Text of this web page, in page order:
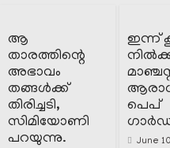
ആ
താരത്തിന്റെ
അഭാവം
തങ്ങൾക്ക്
തിരിച്ചടി,
സിമിയോണി
പറയുന്നു.
ഇന്ന്
പെപ്
June